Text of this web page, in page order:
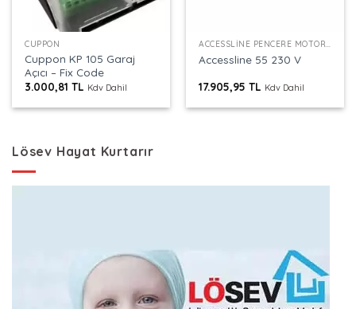
CUPPON
Cuppon KP 105 Garaj
Açıcı – Fix Code
3.000,81TL Kdv Dahil
ACCESSLINE PENCERE MOTORU
Accessline 55 230 V
17.905,95TL Kdv Dahil
Lösev Hayat Kurtarır